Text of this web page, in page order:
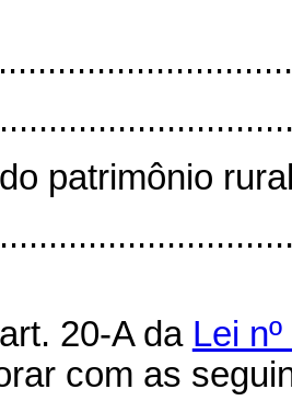
do patrimônio
20-A da Lei
com as